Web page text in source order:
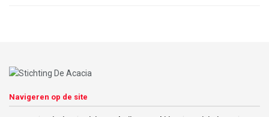
Navigeren op de site